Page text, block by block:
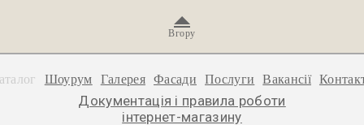
Вгору
Шоурум Галерея Фасади Послуги Вакансії
Документація і правила роботи
інтернет-магазину